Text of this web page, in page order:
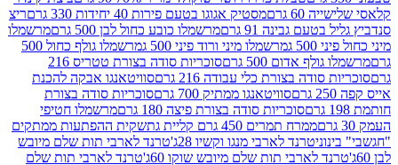
60 גרם
מסטיק אגוגו בטעם פירות 40 יחידות 330 גרם
ריצ
גבינה 91 גרם
מרשמלו כובע כחול לבן 500 גרם
מרשמלו
ג
מרשמלו מיני ורוד פיני 500 ג
מרשמלו גולף כחול 500
אדום 500 גרם
סוכריות סודה בצורת טטריס 216
בצורת כלי עבודה 216 גרם
סוויטאנגו אבקה להכנת
סוויטאנגו ממתיק 700 גרם
סוכריות סודה בצורת
סוכריות סודה בצורת פיצה 180 גרם
מרשמלו חטיפי
ממרח תמרים 450 גרם קליית גת
שקית ההפתעות ממתקים
טרנד לארבי מנגו וקשיו 28ג'
טרנד לארבי תות שלם מיובש
לארבי תות שלם מיובש שוקו 60ג'
טרנד לארבי תות שלם